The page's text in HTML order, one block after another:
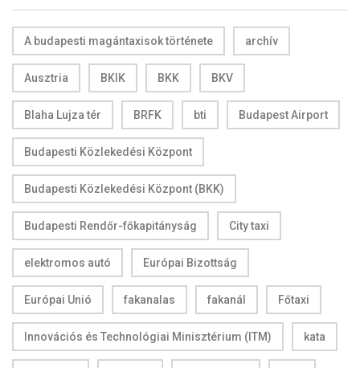
A budapesti magántaxisok története archív
Ausztria BKIK BKK BKV
Blaha Lujza tér BRFK bti Budapest Airport
Budapesti Közlekedési Központ
Budapesti Közlekedési Központ (BKK)
Budapesti Rendőr-főkapitányság City taxi
elektromos autó Európai Bizottság
Európai Unió fakanalas fakanál Főtaxi
Innovációs és Technológiai Minisztérium (ITM) kata